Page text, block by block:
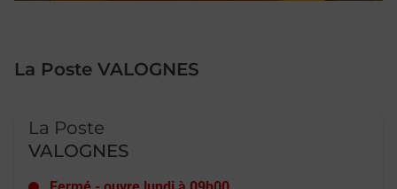
La Poste VALOGNES
La Poste
VALOGNES